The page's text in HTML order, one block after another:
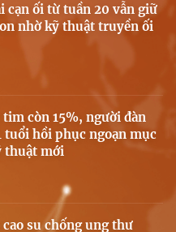
cạn ối từ tuần 20 vẫn giữ
nhờ kỹ thuật truyền ối
tim còn 15%, người đàn
tuổi hồi phục ngoạn mục
thuật mới
cao su chống ung thư